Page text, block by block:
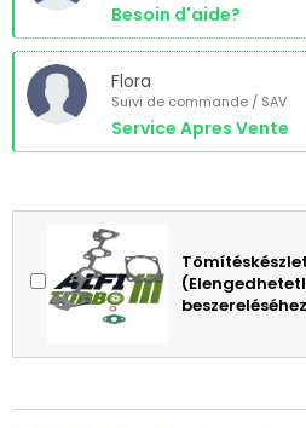
Besoin d'aide?
Flora
Suivi de commande / SAV
Service Apres Vente
Tömítéskészlet